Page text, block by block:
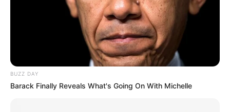
BUZZ DAY
Barack Finally Reveals What's Going On With Michelle